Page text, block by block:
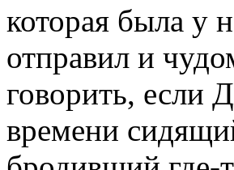
которая была у
отправил и
говорить, если
времени